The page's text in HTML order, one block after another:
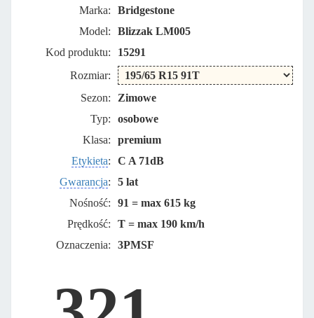
Marka:
Bridgestone
Model:
Blizzak LM005
Kod produktu:
15291
Rozmiar:
Sezon:
Zimowe
Typ:
osobowe
Klasa:
premium
Etykieta:
C A 71dB
Gwarancja:
5 lat
Nośność:
91 = max 615 kg
Prędkość:
T = max 190 km/h
Oznaczenia:
3PMSF